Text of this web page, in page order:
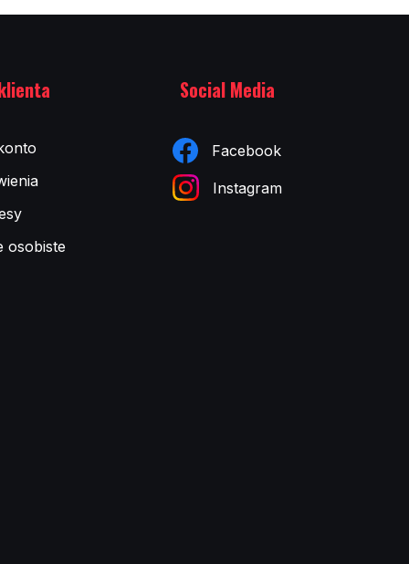
osobiste
Social Media
Facebook
Instagram